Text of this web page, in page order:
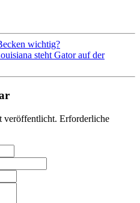
wichtig?
steht Gator auf der
veröffentlicht. Erforderliche